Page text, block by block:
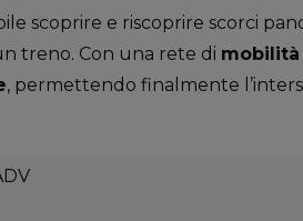
scoprire e riscoprire scorci
treno. Con una rete di
, permettendo finalmente